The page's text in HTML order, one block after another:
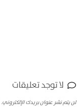
لا توجد تعليقات
لن يتم نشر عنوان بريدك الإلكتروني.